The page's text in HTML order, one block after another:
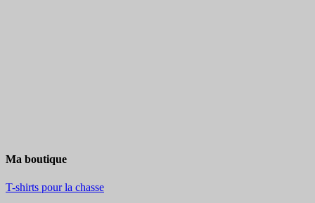
Ma boutique
T-shirts pour la chasse